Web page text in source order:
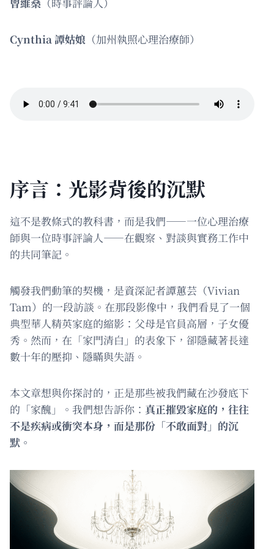
Cynthia 譚姑娘 （加州執照心理治療師）
序言：光影背後的沉默
這不是教條式的教科書，而是我們——一位心理治療
師與一位時事評論人——在觀察、對談與實務工作中
的共同筆記。
觸發我們動筆的契機，是資深記者譚蕙芸（Vivian
Tam）的一段訪談。在那段影像中，我們看見了一個
典型華人精英家庭的縮影：父母是官員高層，子女優
秀。然而，在「家門清白」的表象下，卻隱藏著長達
數十年的壓抑、隱瞞與失語。
本文章想與你探討的，正是那些被我們藏在沙發底下
的「家醜」。我們想告訴你： 真正摧毀家庭的，往往
不是疾病或衝突本身，而是那份「不敢面對」的沉
默。